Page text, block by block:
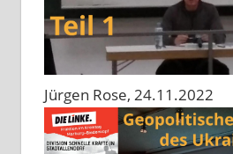
Jürgen Rose, 24.11.2022